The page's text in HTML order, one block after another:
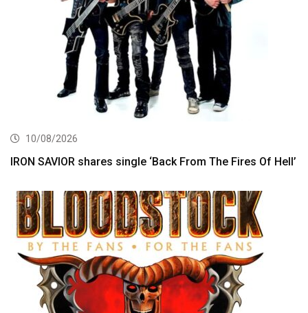
10/08/2026
IRON SAVIOR shares single ‘Back From The Fires Of Hell’